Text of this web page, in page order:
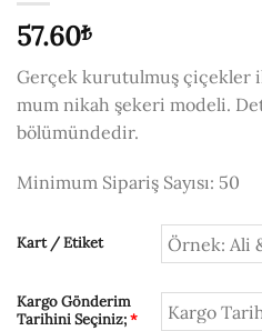
57.60₺
Gerçek kurutulmuş çiçekler
mum nikah şekeri modeli.
bölümündedir.
Minimum Sipariş Sayısı: 50
Kart / Etiket
Kargo Gönderim
Tarihini Seçiniz;*